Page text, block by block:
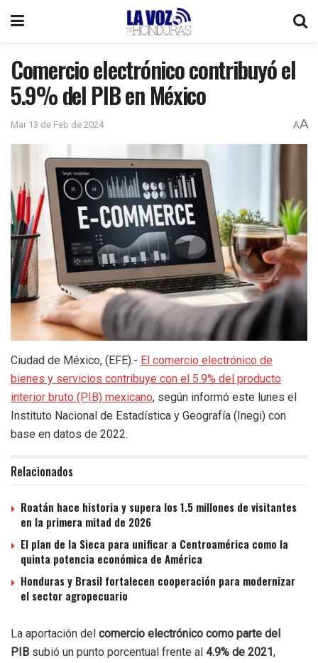
Comercio electrónico contribuyó el
5.9% del PIB en México
Mar 13 de Feb de 2024 AA
Ciudad de México, (EFE).- El comercio electrónico de
bienes y servicios contribuye con el 5.9% del producto
interior bruto (PIB) mexicano, según informó este lunes el
Instituto Nacional de Estadística y Geografía (Inegi) con
base en datos de 2022.
Relacionados
Roatán hace historia y supera los 1.5 millones de visitantes
en la primera mitad de 2026
El plan de la Sieca para unificar a Centroamérica como la
quinta potencia económica de América
Honduras y Brasil fortalecen cooperación para modernizar
el sector agropecuario
La aportación del comercio electrónico como parte del
PIB subió un punto porcentual frente al 4.9% de 2021 ,